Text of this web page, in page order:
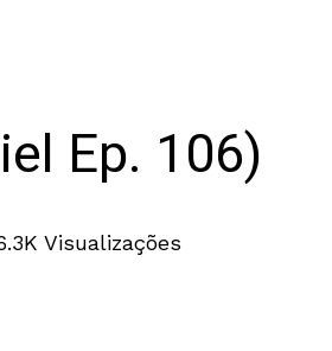
Ep. 106)
Visualizações